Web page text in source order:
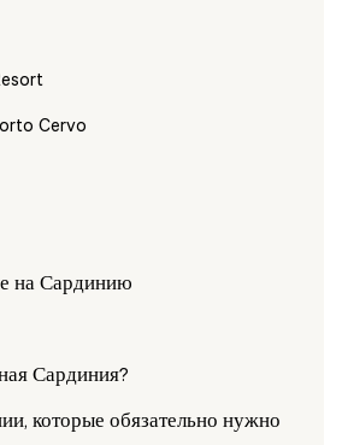
Cervo
на Сардинию
Сардиния?
которые обязательно нужно